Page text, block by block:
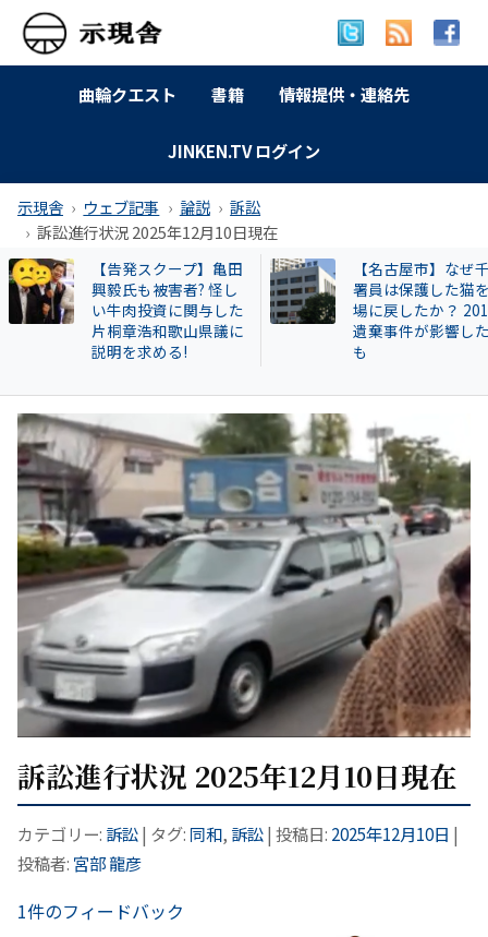
曲輪クエスト 書籍 情報提供・連絡先
JINKEN.TV ログイン
示現舎 ウェブ記事 論説
訴訟
訴訟進行状況 2025年12月10日現在
【告発スクープ】亀田
興毅氏も被害者? 怪し
い牛肉投資に関与した
片桐章浩和歌山県議に
説明を求める!
【名古屋市】なぜ
署員は保護した猫
場に戻したか？
遺棄事件が影響し
も
訴訟進行状況 2025年12月10日現在
カテゴリー: 訴訟| タグ: 同和, 訴訟| 投稿日: 2025年12月10日 |
投稿者: 宮部 龍彦
1件のフィードバック